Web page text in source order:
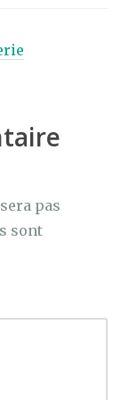
pas
sont